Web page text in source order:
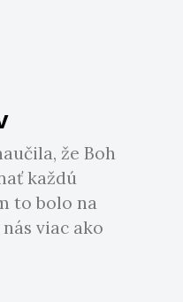
že Boh
každú
to bolo na
viac ako